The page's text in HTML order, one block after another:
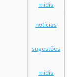
mídia
notícias
sugestões
mídia